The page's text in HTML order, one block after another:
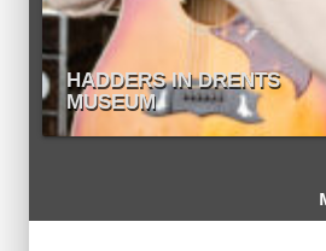
HADDERS IN DRENTS
MUSEUM